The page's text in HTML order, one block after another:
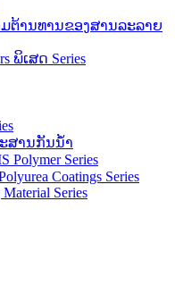
ຕ້ານທານຂອງສານລະລາຍ
ພິເສດ Series
ສານກັນນ້ຳ
Polymer Series
Coatings Series
Series